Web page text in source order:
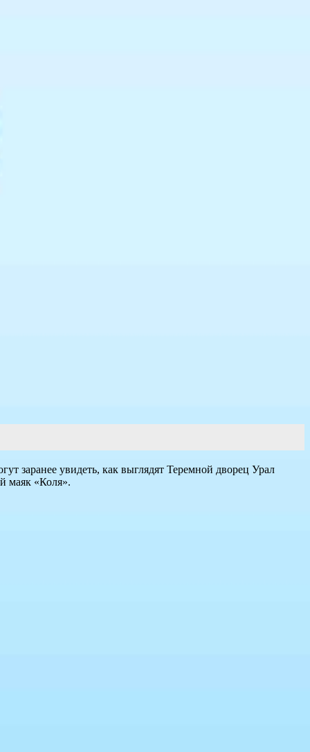
заранее увидеть, как выглядят Теремной дворец Урал
маяк «Коля».